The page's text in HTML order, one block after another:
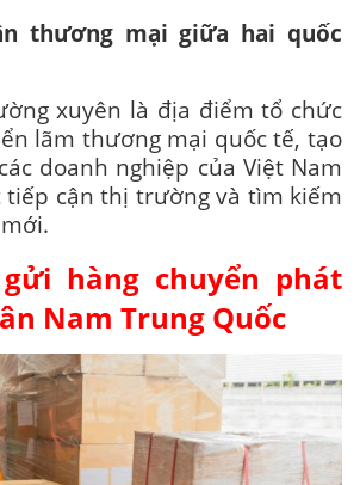
thương mại giữa hai quốc
xuyên là địa điểm tổ chức
lãm thương mại quốc tế, tạo
doanh nghiệp của Việt Nam
tiếp cận thị trường và tìm kiếm
hàng chuyển phát
Nam Trung Quốc